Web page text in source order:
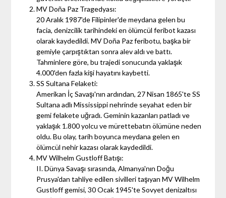
MV Doña Paz Tragedyası:
20 Aralık 1987'de Filipinler'de meydana gelen bu
facia, denizcilik tarihindeki en ölümcül feribot kazası
olarak kaydedildi. MV Doña Paz feribotu, başka bir
gemiyle çarpıştıktan sonra alev aldı ve battı.
Tahminlere göre, bu trajedi sonucunda yaklaşık
4.000'den fazla kişi hayatını kaybetti.
SS Sultana Felaketi:
Amerikan İç Savaşı'nın ardından, 27 Nisan 1865'te SS
Sultana adlı Mississippi nehrinde seyahat eden bir
gemi felakete uğradı. Geminin kazanları patladı ve
yaklaşık 1.800 yolcu ve mürettebatın ölümüne neden
oldu. Bu olay, tarih boyunca meydana gelen en
ölümcül nehir kazası olarak kaydedildi.
MV Wilhelm Gustloff Batışı:
II. Dünya Savaşı sırasında, Almanya'nın Doğu
Prusya'dan tahliye edilen sivilleri taşıyan MV Wilhelm
Gustloff gemisi, 30 Ocak 1945'te Sovyet denizaltısı